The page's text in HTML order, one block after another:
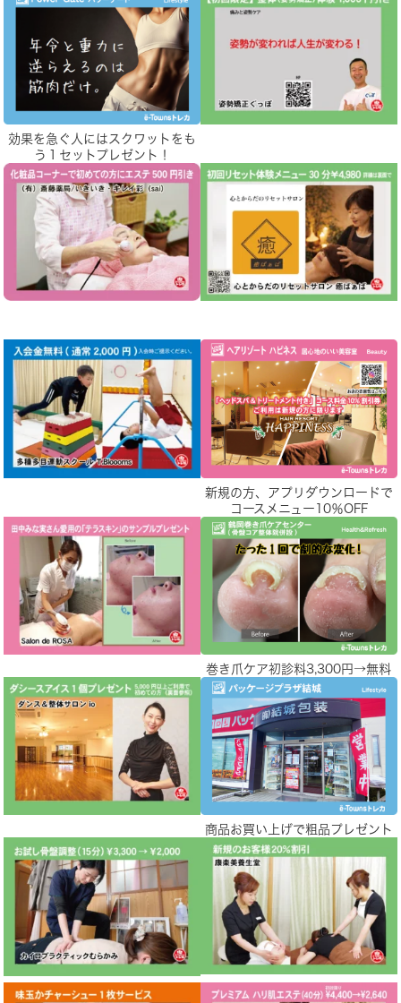
効果を急ぐ人にはスクワットをも
う１セットプレゼント！
新規の方、アプリダウンロードで
コースメニュー10％OFF
巻き爪ケア初診料3,300円→無料
商品お買い上げで粗品プレゼント